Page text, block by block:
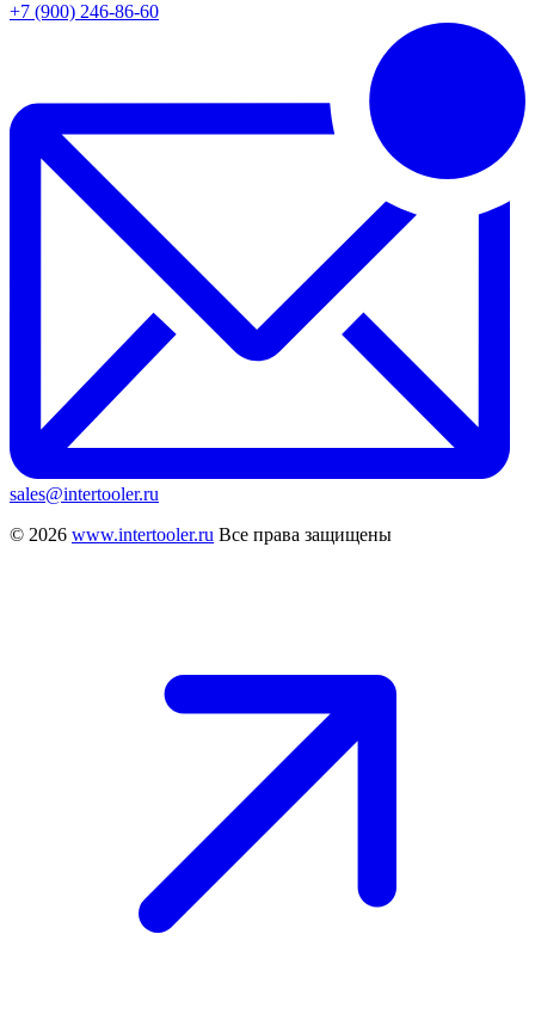
+7 (900) 246-86-60
sales@intertooler.ru
© 2026 www.intertooler.ru Все права защищены